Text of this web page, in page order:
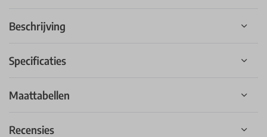
Beschrijving
Specificaties
Maattabellen
Recensies